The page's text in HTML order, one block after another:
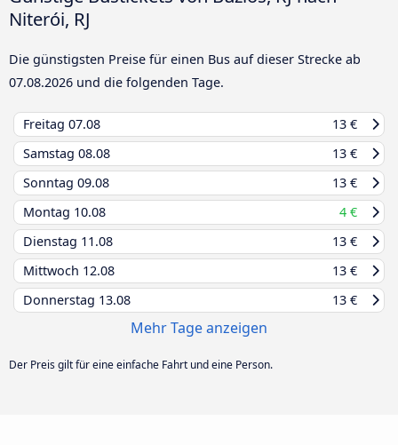
Niterói, RJ
Die günstigsten Preise für einen Bus auf dieser Strecke ab
07.08.2026 und die folgenden Tage.
Freitag 07.08
13 €
Samstag 08.08
13 €
Sonntag 09.08
13 €
Montag 10.08
4 €
Dienstag 11.08
13 €
Mittwoch 12.08
13 €
Donnerstag 13.08 13 €
Mehr Tage anzeigen
Der Preis gilt für eine einfache Fahrt und eine Person.